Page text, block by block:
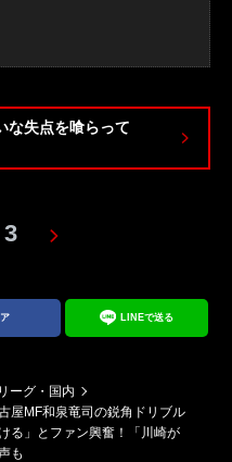
な失点を喰らって
3
LINEで送る
ーグ・国内
屋MF和泉竜司の鋭角ドリブル
る」とファン興奮！「川崎が
も